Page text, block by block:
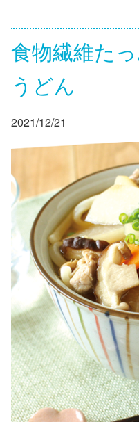
食物繊維た
うどん
2021/12/21